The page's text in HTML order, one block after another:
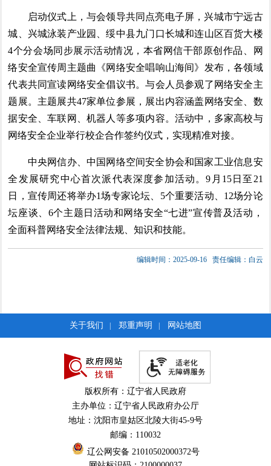
启动仪式上，与会领导共同点亮电子屏，兴城市宁远古
城、兴城泳装产业园、绥中县九门口长城和连山区百货大楼
4个分会场同步展示活动情况，本省网信干部原创作品、网
络安全宣传周主题曲《网络安全唱响山海间》发布，各领域
代表共同宣读网络安全倡议书。与会人员参观了网络安全主
题展。主题展共47家单位参展，展出内容涵盖网络安全、数
据安全、车联网、机器人等多项内容。活动中，多家高校与
网络安全企业举行校企合作签约仪式，实现精准对接。
中央网信办、中国网络空间安全协会和国家工业信息安
全发展研究中心首次派代表深度参加活动。9月15日至21
日，宣传周还将举办1场专家论坛、5个重要活动、12场分论
坛座谈、6个主题日活动和网络安全“七进”宣传普及活动，
全面科普网络安全法律法规、知识和技能。
编辑时间：2025-09-16 责任编辑：白云
关于我们 郑重声明 网站地图
版权所有：辽宁省人民政府
主办单位：辽宁省人民政府办公厅
地址：沈阳市皇姑区北陵大街45-9号
邮编：110032
辽公网安备 21010502000372号